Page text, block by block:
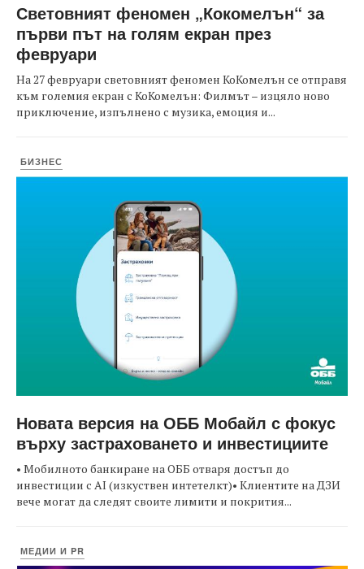
Световният феномен „Кокомелън“ за
първи път на голям екран през
февруари
На 27 февруари световният феномен КоКомелън се отправя
към големия екран с КоКомелън: Филмът – изцяло ново
приключение, изпълнено с музика, емоция и...
БИЗНЕС
Новата версия на ОББ Мобайл с фокус
върху застраховането и инвестициите
• Мобилното банкиране на ОББ отваря достъп до
инвестиции с AI (изкуствен интетелкт)• Клиентите на ДЗИ
вече могат да следят своите лимити и покрития...
МЕДИИ И PR